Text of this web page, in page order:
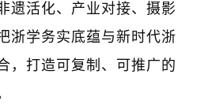
遗活化、产业对接、摄影
浙学务实底蕴与新时代浙
，打造可复制、可推广的